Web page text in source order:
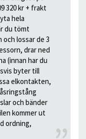
320 kr + frakt
hela
du tömt
lossar de 3
drar ned
(innan har du
byter till
elkontakten,
och bänder
kommer ut
ordning,